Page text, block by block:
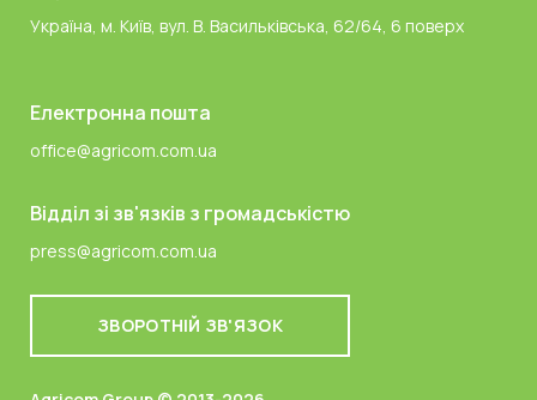
Україна, м. Київ, вул. В. Васильківська, 62/64, 6 поверх
Електронна пошта
office@agricom.com.ua
Відділ зі зв'язків з громадськістю
press@agricom.com.ua
ЗВОРОТНІЙ ЗВ'ЯЗОК